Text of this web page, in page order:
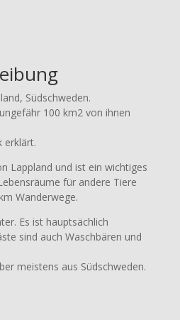
Südschweden.
100 km2 von ihnen
erklärt.
Lappland und ist ein wichtiges
für andere Tiere
Wanderwege.
Es ist hauptsächlich
sind auch Waschbären und
meistens aus Südschweden.